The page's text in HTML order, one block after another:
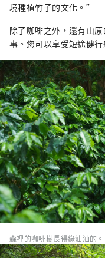
境種植竹子的文化。”
除了咖啡之外，還有山
事。您可以享受短途健行
森裡的咖啡樹長得綠油油的。